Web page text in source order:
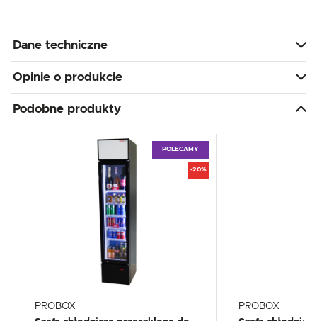
Dane techniczne
Opinie o produkcie
Podobne produkty
POLECAMY
-20%
PROBOX
PROBOX